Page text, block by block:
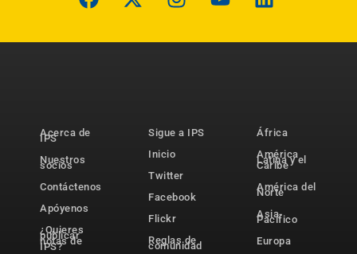
Acerca de
IPS
Nuestros
socios
Contáctenos
Apóyenos
¿Quieres
publicar
notas de
IPS?
Sigue a IPS
Inicio
Twitter
Facebook
Flickr
Reglas de
comunidad
África
América
Latina y el
Caribe
América del
Norte
Asia-
Pacífico
Europa